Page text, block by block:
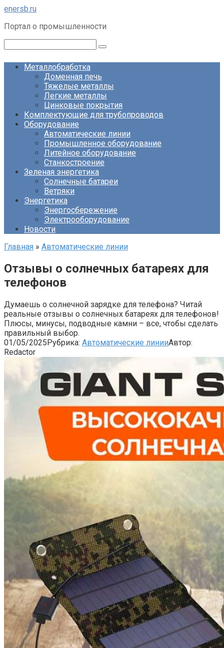
Перейти
контенту
enersb.ru
Портал о промышленности
Металлобработка
Доменная печь
Тяжелые металлы
Легкие металлы
Цинковые покрытия
Комплектующие для трубопроводов
Оборудование
Автоматические линии
Промышленное оборудование
Литейное оборудование
Станкостроение
Зеленая энергетика
Солнечные батареи
Ветряки
Энергетика
Энергосбережение
Электрооборудование
Новости
Главная » Автоматические линии
Отзывы о солнечных батареях для
телефонов
Думаешь о солнечной зарядке для телефона? Читай
реальные отзывы о солнечных батареях для телефонов!
Плюсы, минусы, подводные камни – все, чтобы сделать
правильный выбор.
01/05/2025Рубрика: Автоматические линииАвтор:
Redactor